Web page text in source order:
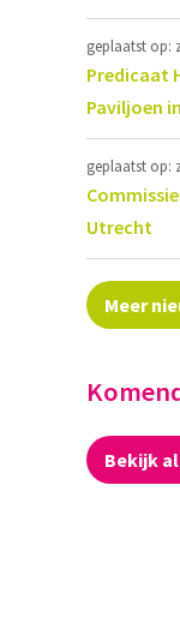
geplaatst op:
Predicaat
Paviljoen
geplaatst op:
Utrecht
Meer
Bekijk